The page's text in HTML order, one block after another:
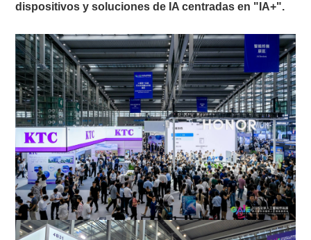
dispositivos y soluciones de IA centradas en "IA+".